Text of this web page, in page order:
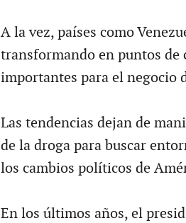
A la vez, países como
transformando en puntos de
importantes para el negocio
Las tendencias dejan de
de la droga para buscar
los cambios políticos de
En los últimos años, el